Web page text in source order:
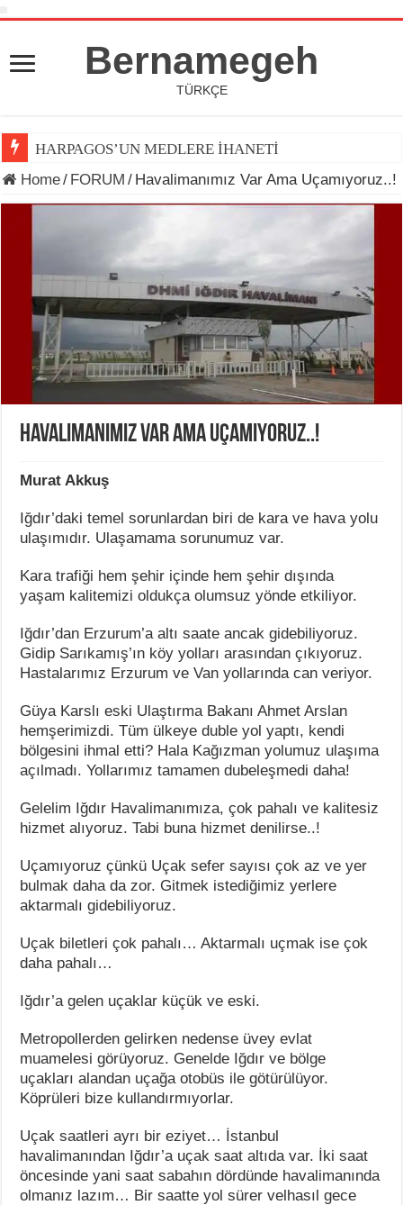
Bernamegeh
TÜRKÇE
HARPAGOS’UN MEDLERE İHANETİ
Home/ FORUM / Havalimanımız Var Ama Uçamıyoruz..!
Havalimanımız Var Ama Uçamıyoruz..!
Murat Akkuş
Iğdır’daki temel sorunlardan biri de kara ve hava yolu
ulaşımıdır. Ulaşamama sorunumuz var.
Kara trafiği hem şehir içinde hem şehir dışında
yaşam kalitemizi oldukça olumsuz yönde etkiliyor.
Iğdır’dan Erzurum’a altı saate ancak gidebiliyoruz.
Gidip Sarıkamış’ın köy yolları arasından çıkıyoruz.
Hastalarımız Erzurum ve Van yollarında can veriyor.
Güya Karslı eski Ulaştırma Bakanı Ahmet Arslan
hemşerimizdi. Tüm ülkeye duble yol yaptı, kendi
bölgesini ihmal etti? Hala Kağızman yolumuz ulaşıma
açılmadı. Yollarımız tamamen dubeleşmedi daha!
Gelelim Iğdır Havalimanımıza, çok pahalı ve kalitesiz
hizmet alıyoruz. Tabi buna hizmet denilirse..!
Uçamıyoruz çünkü Uçak sefer sayısı çok az ve yer
bulmak daha da zor. Gitmek istediğimiz yerlere
aktarmalı gidebiliyoruz.
Uçak biletleri çok pahalı… Aktarmalı uçmak ise çok
daha pahalı…
Iğdır’a gelen uçaklar küçük ve eski.
Metropollerden gelirken nedense üvey evlat
muamelesi görüyoruz. Genelde Iğdır ve bölge
uçakları alandan uçağa otobüs ile götürülüyor.
Köprüleri bize kullandırmıyorlar.
Uçak saatleri ayrı bir eziyet… İstanbul
havalimanından Iğdır’a uçak saat altıda var. İki saat
öncesinde yani saat sabahın dördünde havalimanında
olmanız lazım… Bir saatte yol sürer velhasıl gece